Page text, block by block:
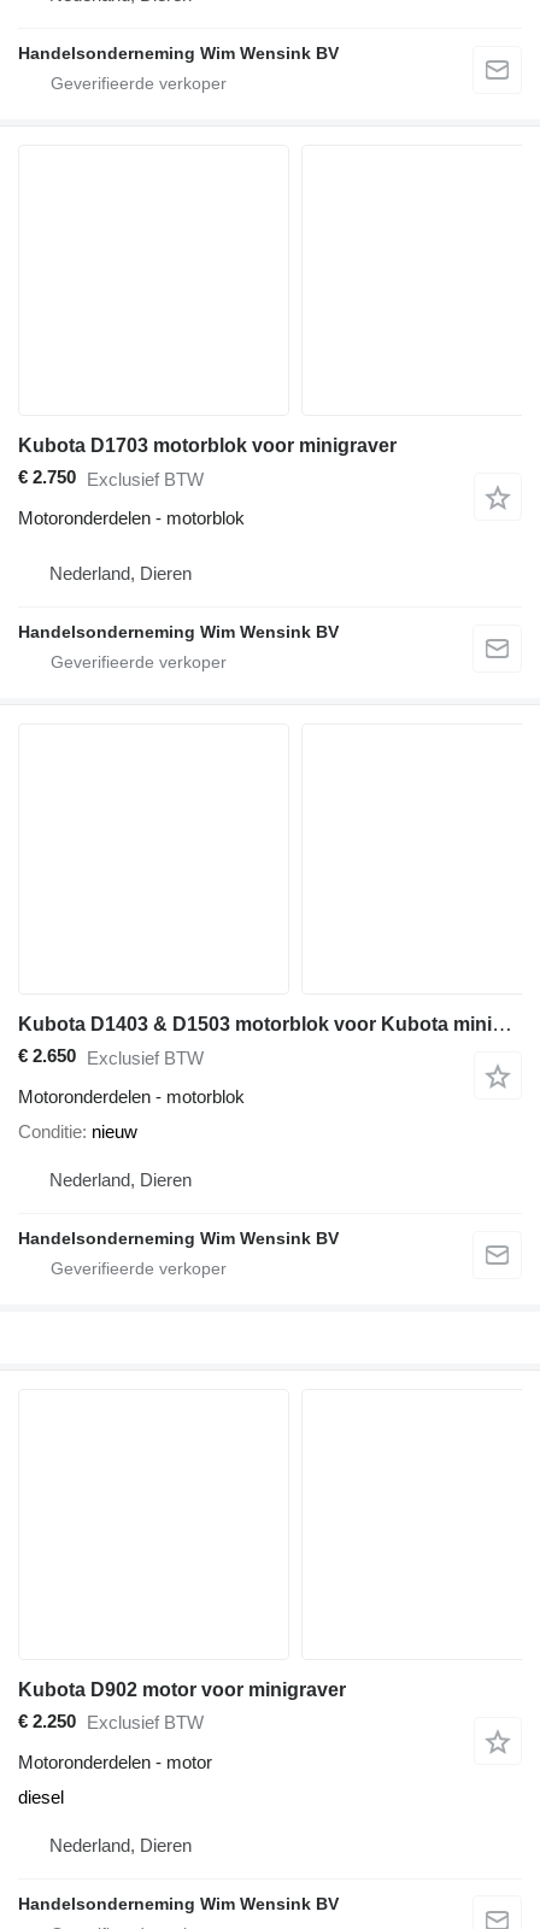
Handelsonderneming Wim Wensink BV
Kubota D1703 motorblok voor minigraver
€ 2.750 Exclusief BTW
Motoronderdelen - motorblok
Nederland, Dieren
Handelsonderneming Wim Wensink BV
Kubota D1403 & D1503 motorblok voor Kubota minigraver
€ 2.650 Exclusief BTW
Motoronderdelen - motorblok
Conditie nieuw
Nederland, Dieren
Handelsonderneming Wim Wensink BV
Kubota D902 motor voor minigraver
€ 2.250
Exclusief BTW
Motoronderdelen - motor
diesel
Nederland, Dieren
Handelsonderneming Wim Wensink BV